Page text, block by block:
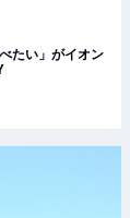
たい」がイオン